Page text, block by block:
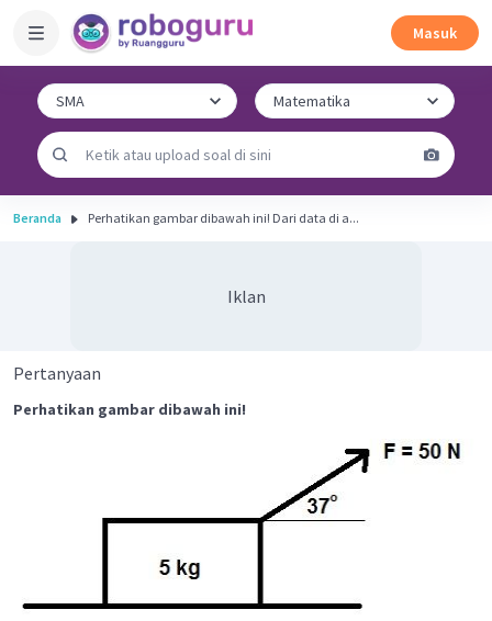
Masuk
Beranda Perhatikan gambar dibawah ini! Dari data di a...
Iklan
Pertanyaan
Perhatikan gambar dibawah ini!